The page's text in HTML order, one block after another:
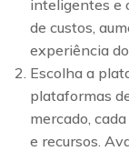
inteligentes e
de custos,
experiência
Escolha a
plataformas
mercado,
e recursos.